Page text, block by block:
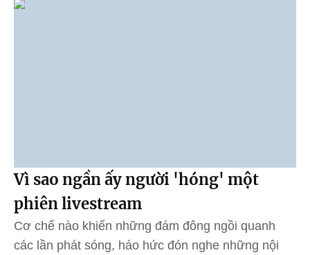
Vì sao ngần ấy người 'hóng' một
phiên livestream
Cơ chế nào khiến những đám đông ngồi quanh
các lần phát sóng, háo hức đón nghe những nội